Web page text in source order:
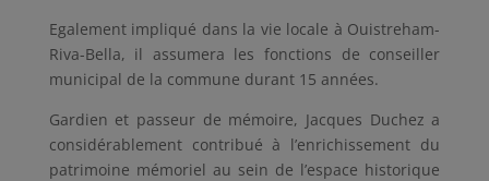
Egalement impliqué dans la vie locale à Ouistreham-
Riva-Bella, il assumera les fonctions de conseiller
municipal de la commune durant 15 années.
Gardien et passeur de mémoire, Jacques Duchez a
considérablement contribué à l’enrichissement du
patrimoine mémoriel au sein de l’espace historique